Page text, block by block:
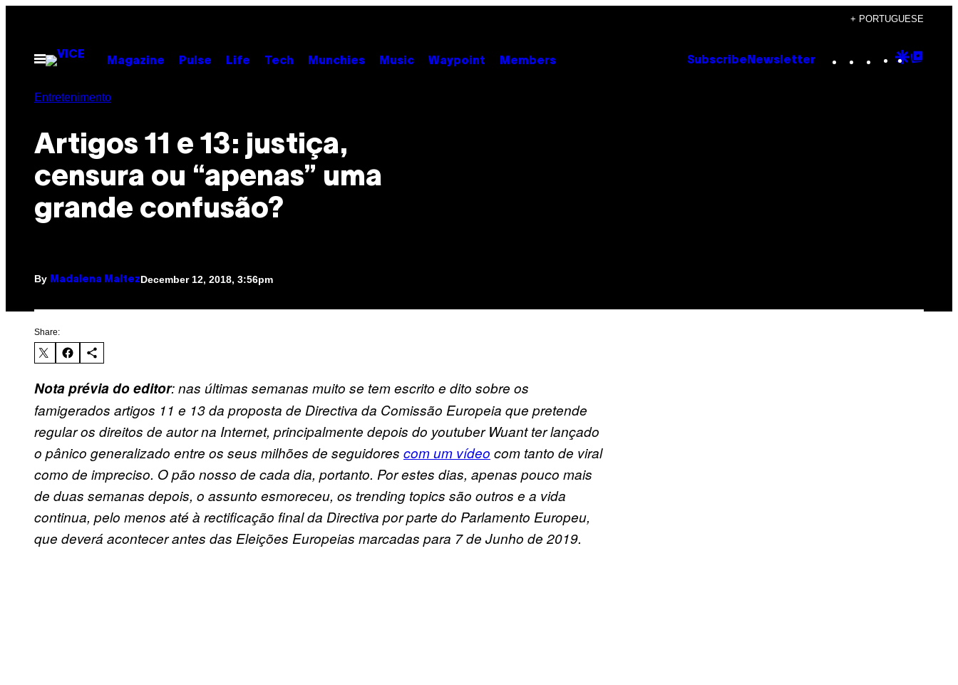
content
+ PORTUGUESE
Open
Menu
Magazine Pulse Life Tech Munchies Music Waypoint Members Subscribe Newsletter Instagram
TikTok
YouTube
Google
Entretenimento
Artigos 11 e 13: justiça,
censura ou “apenas” uma
grande confusão?
By Madalena MaltezDecember 12, 2018, 3:56pm
Share:
Nota prévia do editor: nas últimas semanas muito se tem escrito e dito sobre os
famigerados artigos 11 e 13 da proposta de Directiva da Comissão Europeia que pretende
regular os direitos de autor na Internet, principalmente depois do youtuber Wuant ter lançado
o pânico generalizado entre os seus milhões de seguidores com um vídeo com tanto de viral
como de impreciso. O pão nosso de cada dia, portanto. Por estes dias, apenas pouco mais
de duas semanas depois, o assunto esmoreceu, os trending topics são outros e a vida
continua, pelo menos até à rectificação final da Directiva por parte do Parlamento Europeu,
que deverá acontecer antes das Eleições Europeias marcadas para 7 de Junho de 2019.